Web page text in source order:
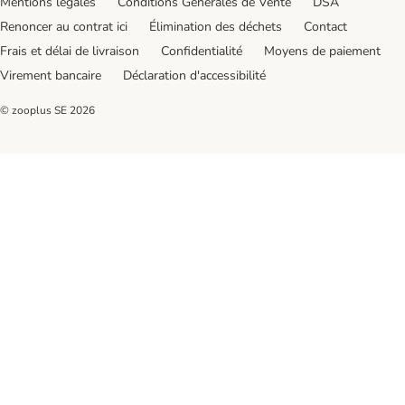
Renoncer au contrat ici
Élimination des déchets
Contact
Frais et délai de livraison
Confidentialité
Moyens de paiement
Virement bancaire
Déclaration d'accessibilité
© zooplus SE 2026